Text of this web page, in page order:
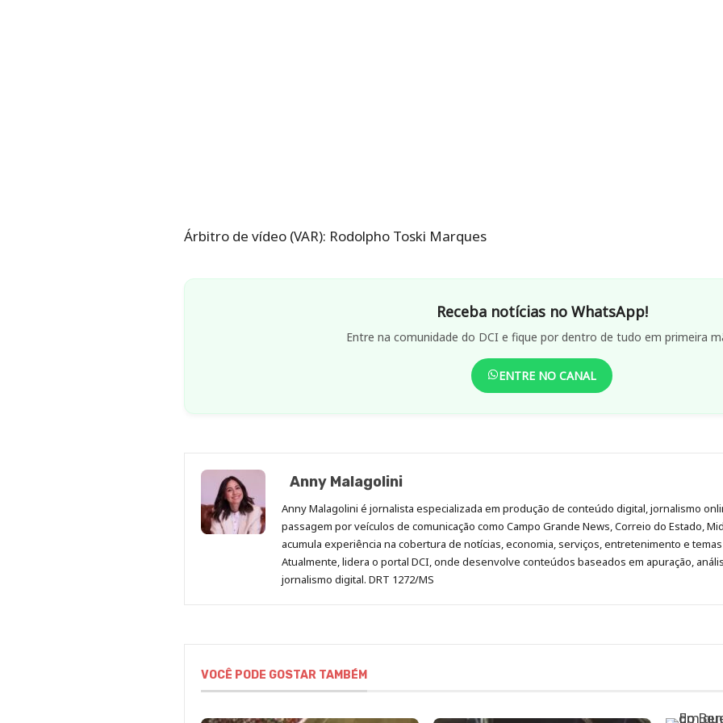
Árbitro de vídeo (VAR): Rodolpho Toski Marques
Receba notícias no WhatsApp!
Entre na comunidade do DCI e fique por dentro de tudo em primeira
ENTRE NO CANAL
Anny Malagolini
Anny Malagolini é jornalista especializada em produção de conteúdo digital, jornalismo
passagem por veículos de comunicação como Campo Grande News, Correio do Estado,
acumula experiência na cobertura de notícias, economia, serviços, entretenimento e
Atualmente, lidera o portal DCI, onde desenvolve conteúdos baseados em apuração,
jornalismo digital. DRT 1272/MS
VOCÊ PODE GOSTAR TAMBÉM